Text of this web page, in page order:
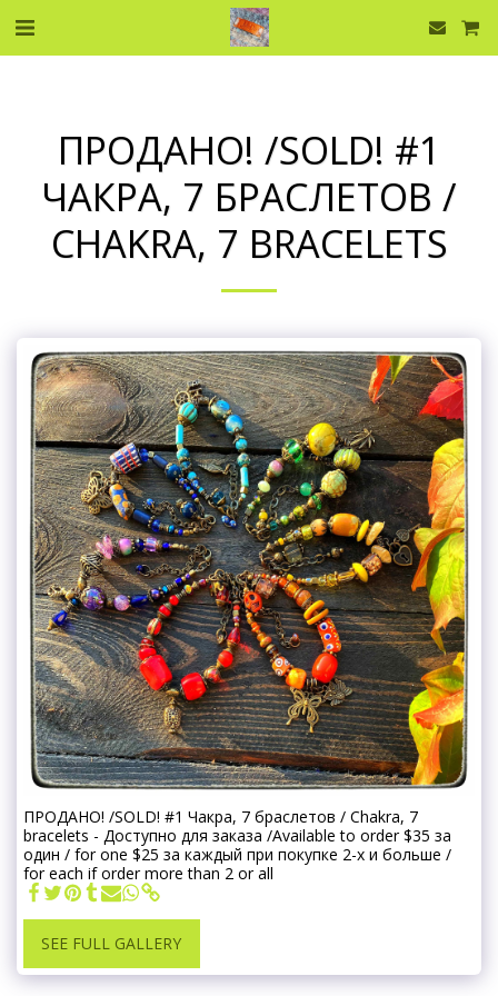
ПРОДАНО! /SOLD! #1
ЧАКРА, 7 БРАСЛЕТОВ /
CHAKRA, 7 BRACELETS
ПРОДАНО! /SOLD! #1 Чакра, 7 браслетов / Chakra, 7
bracelets - Доступно для заказа /Available to order $35 за
один / for one $25 за каждый при покупке 2-х и больше /
for each if order more than 2 or all
SEE FULL GALLERY